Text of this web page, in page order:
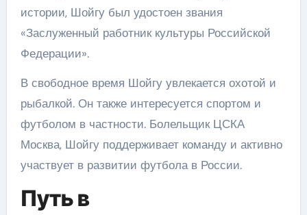
истории, Шойгу был удостоен звания
«Заслуженный работник культуры Российской
Федерации».
В свободное время Шойгу увлекается охотой и
рыбалкой. Он также интересуется спортом и
футболом в частности. Болельщик ЦСКА
Москва, Шойгу поддерживает команду и активно
участвует в развитии футбола в России.
Путь в